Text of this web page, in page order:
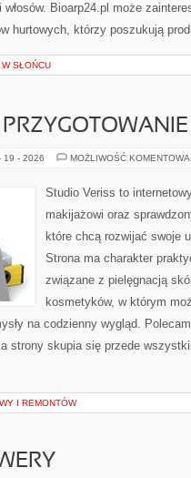
Bioarp24.pl może
hurtowych, którzy poszukują
SŁOŃCU
19 - 2026 MOŻLIWOŚĆ
Studio Veriss to
makijażowi oraz
które chcą rozwijać swoje
Strona ma charakter
związane z pielęgnacją
kosmetyków, w którym
na codzienny wygląd.
strony skupia się przede
I REMONTÓW